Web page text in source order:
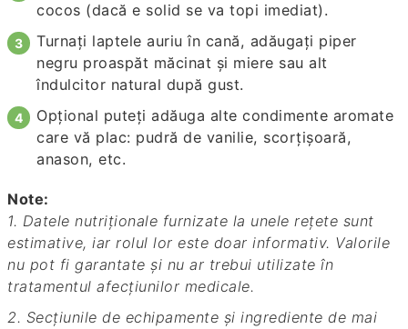
cocos (dacă e solid se va topi imediat).
Turnaţi laptele auriu în cană, adăugaţi piper
negru proaspăt măcinat şi miere sau alt
îndulcitor natural după gust.
Opţional puteţi adăuga alte condimente aromate
care vă plac: pudră de vanilie, scorţişoară,
anason, etc.
Note:
1. Datele nutriționale furnizate la unele rețete sunt
estimative, iar rolul lor este doar informativ. Valorile
nu pot fi garantate și nu ar trebui utilizate în
tratamentul afecțiunilor medicale.
2. Secțiunile de echipamente și ingrediente de mai